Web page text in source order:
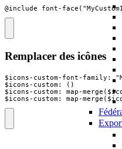
@include font-
Remplacer des icônes
$icons-custom-font-family:
$icons-custom: ()
$icons-custom: map-
$icons-custom: map-